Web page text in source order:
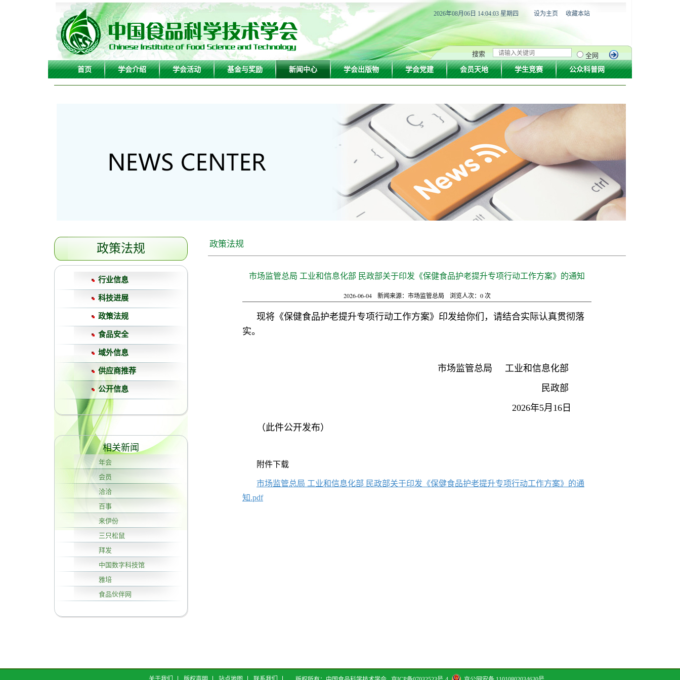
2026年08月06日 14:04:03 星期四 设为主页 收藏本站
搜索
全网
首页
学会介绍 学会活动 基金与奖励 新闻中心 学会出版物 学会党建 会员天地 学生竞赛 公众科普网
政策法规
行业信息
科技进展
政策法规
食品安全
域外信息
供应商推荐
公开信息
相关新闻
年会
会员
洽洽
百事
来伊份
三只松鼠
拜发
中国数字科技馆
雅培
食品伙伴网
政策法规
市场监管总局 工业和信息化部 民政部关于印发《保健食品护老提升专项行动工作方案》的通知
2026-06-04 新闻来源：市场监管总局 浏览人次： 0次
现将《保健食品护老提升专项行动工作方案》印发给你们，请结合实际认真贯彻落
实。
市场监管总局 工业和信息化部
民政部
2026年5月16日
（此件公开发布）
附件下载
市场监管总局 工业和信息化部 民政部关于印发《保健食品护老提升专项行动工作方案》的通
知.pdf